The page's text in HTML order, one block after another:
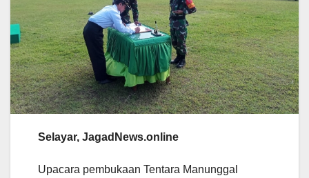
Selayar, JagadNews.online
Upacara pembukaan Tentara Manunggal